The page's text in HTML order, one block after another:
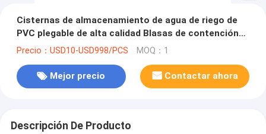
Cisternas de almacenamiento de agua de riego de
PVC plegable de alta calidad Blasas de contención
de líquidos Blasas y revestimientos Agua de
Precio：USD10-USD998/PCS MOQ：1
Mejor precio Contactar ahora
Descripción De Producto